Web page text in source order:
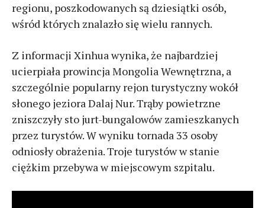
regionu, poszkodowanych są dziesiątki osób,
wśród których znalazło się wielu rannych.
Z informacji Xinhua wynika, że najbardziej
ucierpiała prowincja Mongolia Wewnętrzna, a
szczególnie popularny rejon turystyczny wokół
słonego jeziora Dalaj Nur. Trąby powietrzne
zniszczyły sto jurt-bungalowów zamieszkanych
przez turystów. W wyniku tornada 33 osoby
odniosły obrażenia. Troje turystów w stanie
ciężkim przebywa w miejscowym szpitalu.